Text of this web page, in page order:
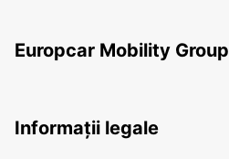
Europcar Mobility Group
Informații legale